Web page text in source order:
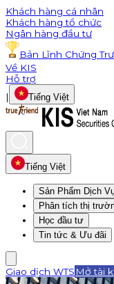
Khách hàng cá nhân
Khách hàng tổ chức
Ngân hàng đầu tư
Bản Lĩnh Chứng
Về KIS
Hỗ trợ
|
Tiếng Việt
Tiếng Việt
Sản Phẩm Dịch
Phân tích thị
Học đầu tư
Tin tức & Ưu đãi
Giao dịch WTS Mở tài